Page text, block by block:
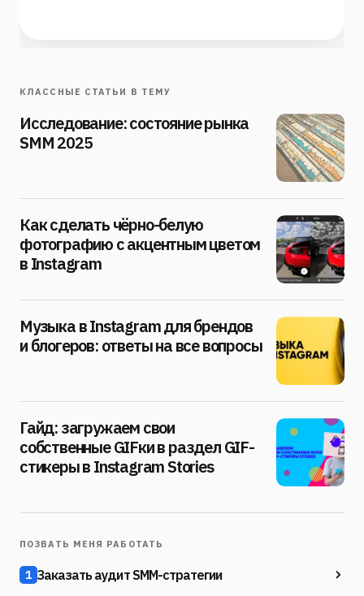
КЛАССНЫЕ СТАТЬИ В ТЕМУ
Исследование: состояние рынка
SMM 2025
Как сделать чёрно-белую
фотографию с акцентным цветом
в Instagram
Музыка в Instagram для брендов
и блогеров: ответы на все вопросы
Гайд: загружаем свои
собственные GIFки в раздел GIF-
стикеры в Instagram Stories
ПОЗВАТЬ МЕНЯ РАБОТАТЬ
1 Заказать аудит SMM-стратегии